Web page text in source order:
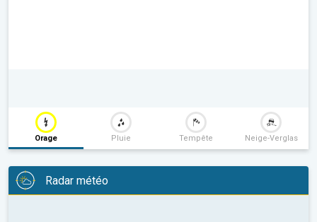
Orage Pluie Tempête Neige-Verglas
Radar météo